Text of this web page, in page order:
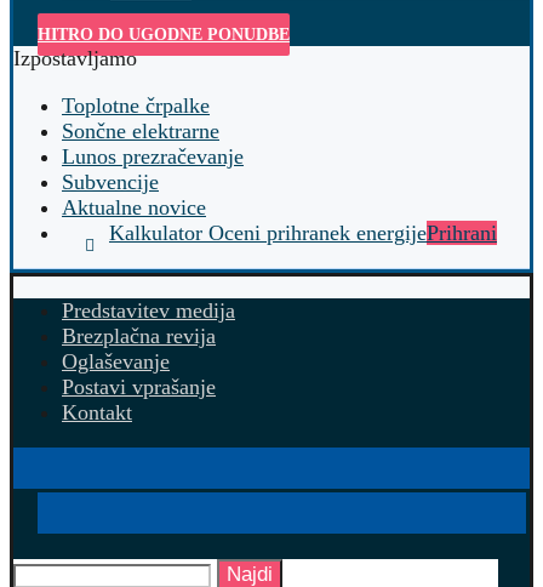
HITRO DO UGODNE PONUDBE
Izpostavljamo
Toplotne črpalke
Sončne elektrarne
Lunos prezračevanje
Subvencije
Aktualne novice
Kalkulator Oceni prihranek energijePrihrani
Predstavitev medija
Brezplačna revija
Oglaševanje
Postavi vprašanje
Kontakt
Najdi